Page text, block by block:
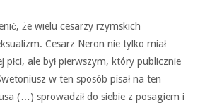
że wielu cesarzy rzymskich
Cesarz Neron nie tylko miał
płci, ale był pierwszym, który publicznie
w ten sposób pisał na ten
(…) sprowadził do siebie z posagiem i